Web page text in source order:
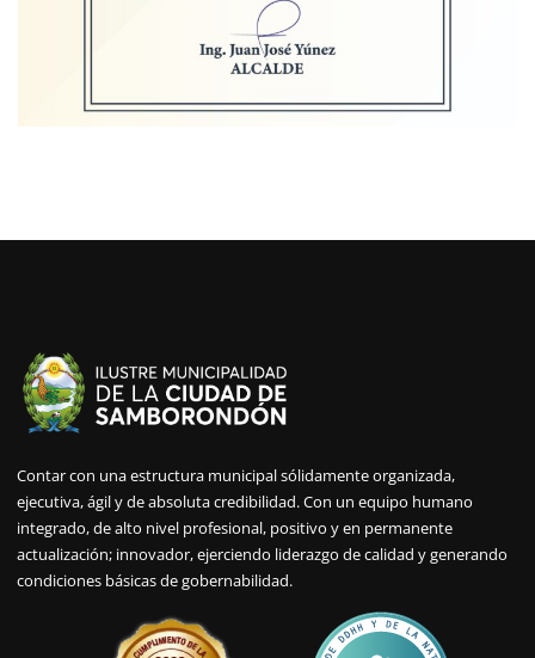
Contar con una estructura municipal sólidamente organizada,
ejecutiva, ágil y de absoluta credibilidad. Con un equipo humano
integrado, de alto nivel profesional, positivo y en permanente
actualización; innovador, ejerciendo liderazgo de calidad y generando
condiciones básicas de gobernabilidad.